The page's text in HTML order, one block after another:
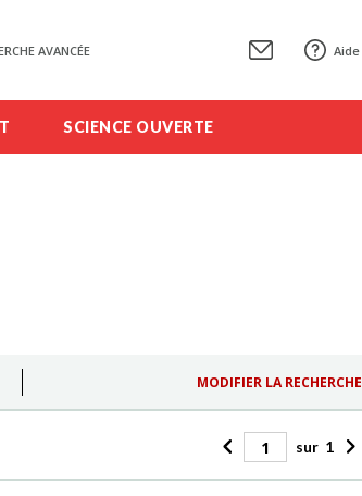
AVANCÉE Aide
SCIENCE OUVERTE
MODIFIER LA RECHERCHE
sur 1